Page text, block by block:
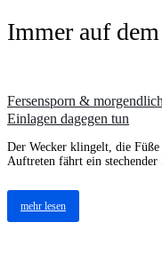
Immer auf
Fersensporn &
Einlagen dagegen tun
Der Wecker klingelt, die Füße
Auftreten fährt ein stechender
mehr lesen